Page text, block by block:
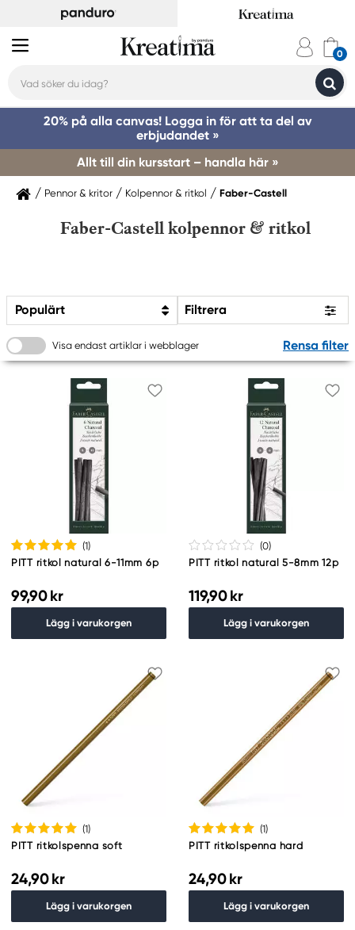
20% på alla canvas! Logga in för att ta del av
erbjudandet »
Allt till din kursstart – handla här »
Pennor & kritor Kolpennor & ritkol Faber-Castell
Faber-Castell kolpennor & ritkol
Populärt Filtrera
Visa endast artiklar i webblager Rensa filter
(1)
PITT ritkol natural 6-11mm 6p
99,90 kr
Lägg i varukorgen
(0)
PITT ritkol natural 5-8mm 12p
119,90 kr
Lägg i varukorgen
(1)
PITT ritkolspenna soft
24,90 kr
Lägg i varukorgen
(1)
PITT ritkolspenna hard
24,90 kr
Lägg i varukorgen